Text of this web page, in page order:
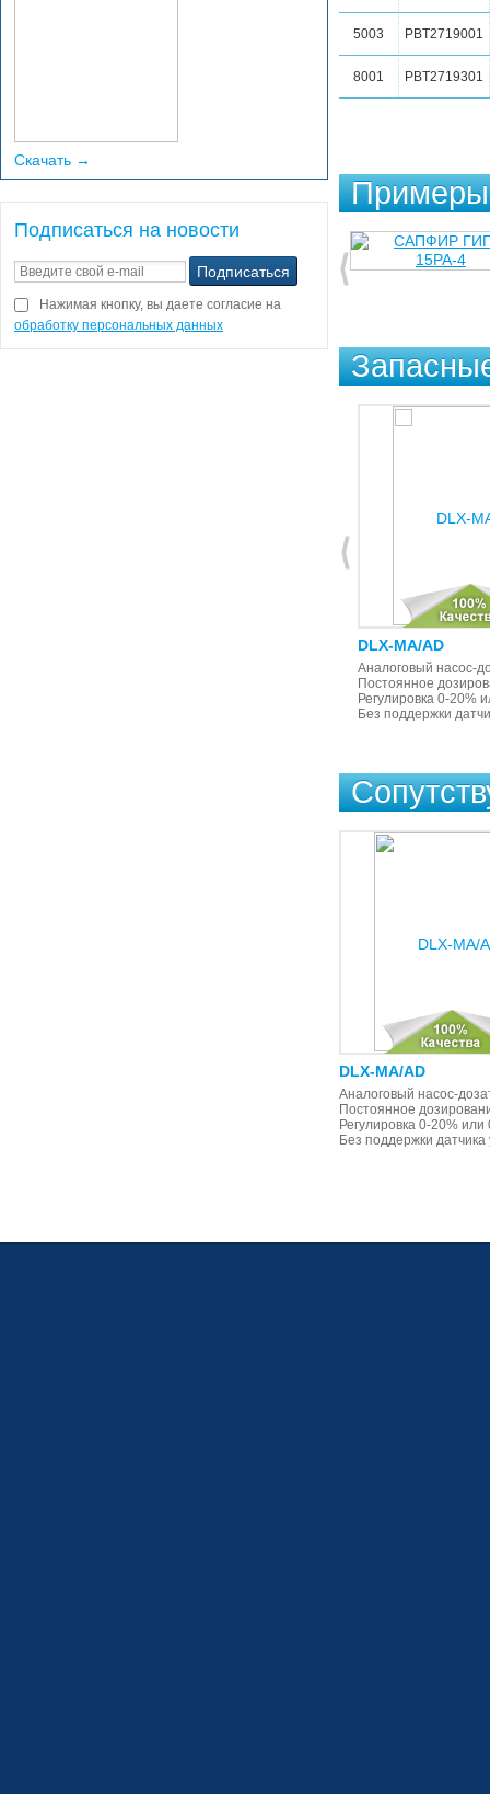
5003 PBT2719001
8001 PBT2719301
Примеры
DLX-MA/AD
Аналоговый насос-
Постоянное
Регулировка 0-20%
Без поддержки
DLX-MA/AD
Аналоговый насос-
Постоянное
Регулировка 0-20% или
Без поддержки датчика
Скачать →
Подписаться на новости
Нажимая кнопку, вы даете согласие на
обработку персональных данных